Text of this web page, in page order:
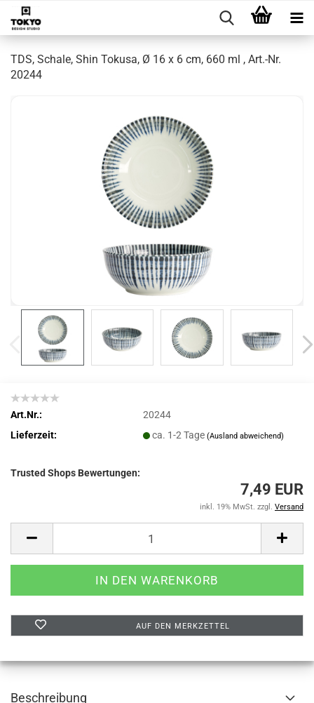
TDS, Schale, Shin Tokusa, Ø 16 x 6 cm, 660 ml , Art.-Nr.
20244
Art.Nr.:
20244
Lieferzeit:
ca. 1-2 Tage(Ausland abweichend)
Trusted Shops Bewertungen:
7,49 EUR
inkl. 19% MwSt. zzgl. Versand
AUF DEN MERKZETTEL
Beschreibung